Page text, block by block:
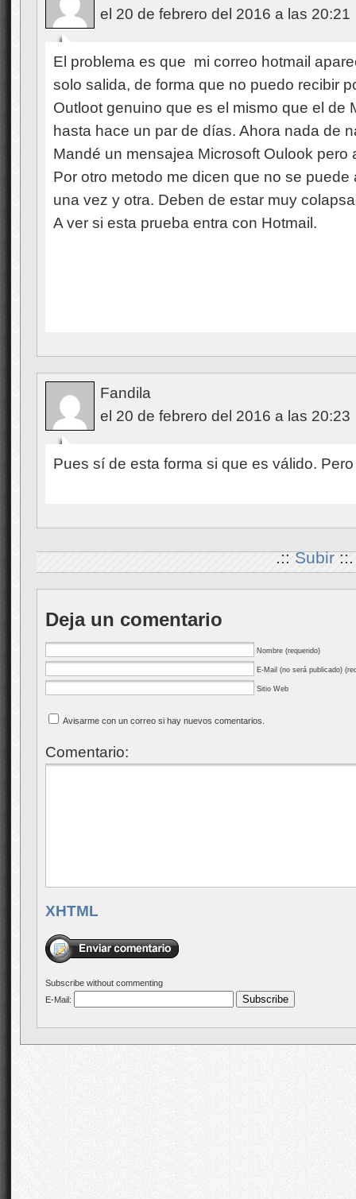
el 20 de febrero del 2016 a las 20:21
El problema es que mi correo hotmail
solo salida, de forma que no puedo recibir
Outloot genuino que es el mismo que el de
hasta hace un par de días. Ahora nada de
Mandé un mensajea Microsoft Oulook
Por otro metodo me dicen que no se
una vez y otra. Deben de estar muy
A ver si esta prueba entra con Hotmail.
Fandila
el 20 de febrero del 2016 a las 20:23
Pues sí de esta forma si que es válido.
.::Subir::.
Deja un comentario
Nombre (requerido)
E-Mail (no será publicado)
Sitio Web
Avisarme con un correo si hay nuevos comentarios.
Comentario:
XHTML
Subscribe without commenting
E-Mail: